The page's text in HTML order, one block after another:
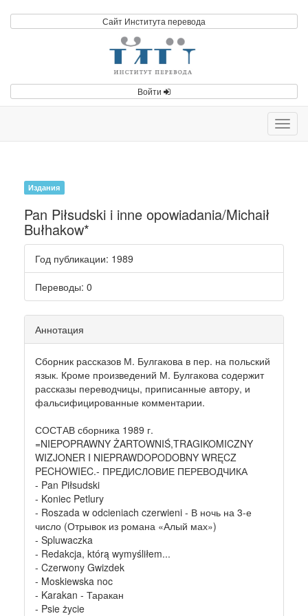
Сайт Института перевода
Войти
Издания
Pan Piłsudski i inne opowiadania/Michaił
Bułhakow*
Год публикации: 1989
Переводы: 0
Аннотация
Сборник рассказов М. Булгакова в пер. на польский
язык. Кроме произведений М. Булгакова содержит
рассказы переводчицы, приписанные автору, и
фальсифицированные комментарии.
СОСТАВ сборника 1989 г.
=NIEPOPRAWNY ŻARTOWNIŚ,TRAGIKOMICZNY
WIZJONER I NIEPRAWDOPODOBNY WRĘCZ
PECHOWIEC.- ПРЕДИСЛОВИЕ ПЕРЕВОДЧИКА
- Pan Piłsudski
- Koniec Petlury
- Roszada w odcieniach czerwieni - В ночь на 3-е
число (Отрывок из романа «Алый мах»)
- Spluwaczka
- Redakcja, którą wymyśliłem...
- Czerwony Gwizdek
- Moskiewska noc
- Karakan - Таракан
- Psie życie